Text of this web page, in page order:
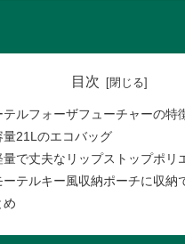
目次
テルフォーザフューチャーの特
量21Lのエコバッグ
量で丈夫なリップストップポリ
ーテルキー風収納ポーチに収納
め